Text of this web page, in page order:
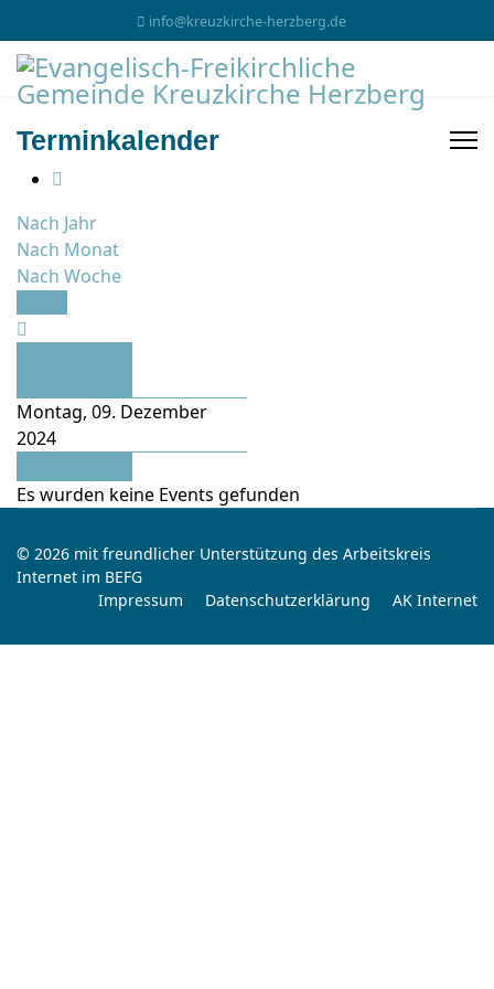
info@kreuzkirche-herzberg.de
Terminkalender
Nach Jahr
Nach Monat
Nach Woche
Montag, 09. Dezember
2024
Es wurden keine Events gefunden
© 2026 mit freundlicher Unterstützung des Arbeitskreis
Internet im BEFG
Impressum
Datenschutzerklärung AK Internet